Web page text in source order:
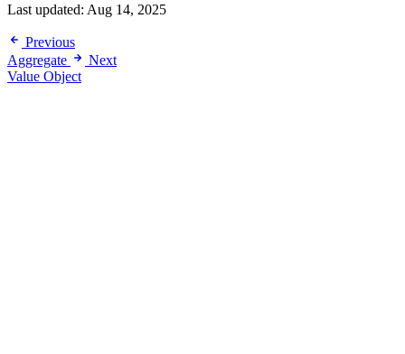
Last updated: Aug 14, 2025
Previous
Aggregate
Next
Value Object